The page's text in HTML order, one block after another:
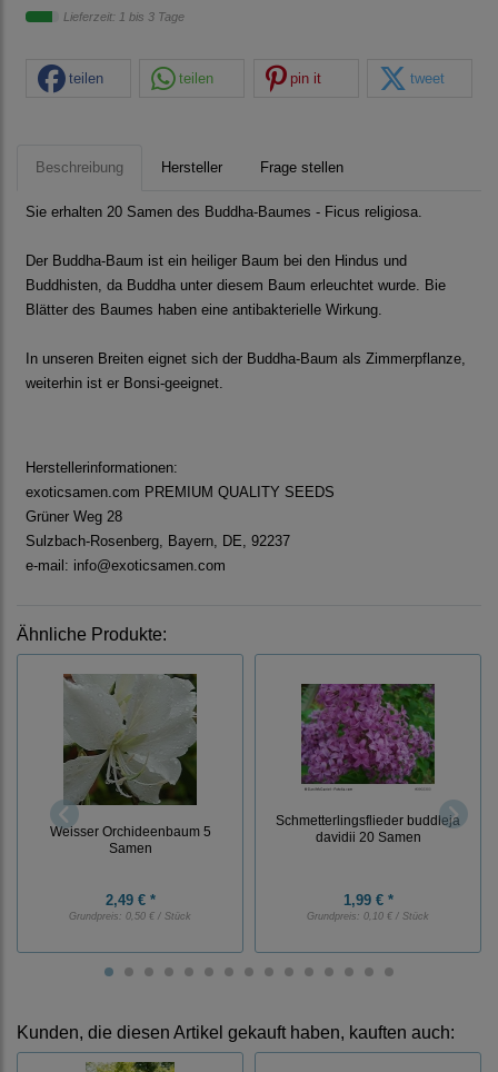
Lieferzeit: 1 bis 3 Tage
teilen teilen pin it tweet
Beschreibung Hersteller Frage stellen
Sie erhalten 20 Samen des Buddha-Baumes - Ficus religiosa.
Der Buddha-Baum ist ein heiliger Baum bei den Hindus und
Buddhisten, da Buddha unter diesem Baum erleuchtet wurde. Bie
Blätter des Baumes haben eine antibakterielle Wirkung.
In unseren Breiten eignet sich der Buddha-Baum als Zimmerpflanze,
weiterhin ist er Bonsi-geeignet.
Herstellerinformationen:
exoticsamen.com PREMIUM QUALITY SEEDS
Grüner Weg 28
Sulzbach-Rosenberg, Bayern, DE, 92237
e-mail: info@exoticsamen.com
Ähnliche Produkte:
Weisser Orchideenbaum 5
Samen
2,49 € *
Grundpreis: 0,50 € / Stück
Schmetterlingsflieder buddleja
davidii 20 Samen
1,99 € *
Grundpreis: 0,10 € / Stück
Kunden, die diesen Artikel gekauft haben, kauften auch: